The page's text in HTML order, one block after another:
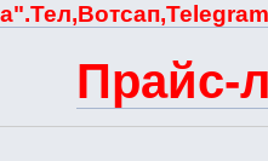
Прайс-